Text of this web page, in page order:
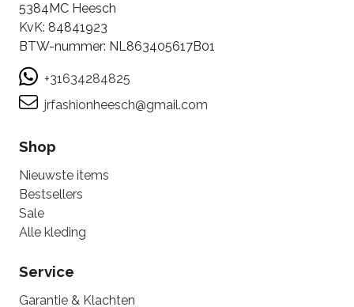
5384MC Heesch
KvK: 84841923
BTW-nummer: NL863405617B01
+31634284825
jrfashionheesch@gmail.com
Shop
Nieuwste items
Bestsellers
Sale
Alle kleding
Service
Garantie & Klachten